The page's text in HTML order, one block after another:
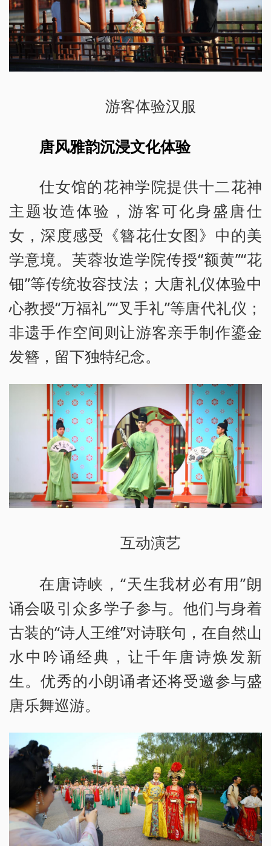
游客体验汉服
唐风雅韵沉浸文化体验
仕女馆的花神学院提供十二花神
主题妆造体验，游客可化身盛唐仕
女，深度感受《簪花仕女图》中的美
学意境。芙蓉妆造学院传授“额黄”“花
钿”等传统妆容技法；大唐礼仪体验中
心教授“万福礼”“叉手礼”等唐代礼仪；
非遗手作空间则让游客亲手制作鎏金
发簪，留下独特纪念。
互动演艺
在唐诗峡，“天生我材必有用”朗
诵会吸引众多学子参与。他们与身着
古装的“诗人王维”对诗联句，在自然山
水中吟诵经典，让千年唐诗焕发新
生。优秀的小朗诵者还将受邀参与盛
唐乐舞巡游。